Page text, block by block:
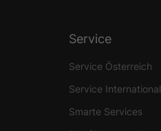
Service
Service Österreich
Service International
Smarte Services
Externe Medien
Impressum